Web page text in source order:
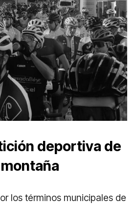
deportiva de
los términos municipales de